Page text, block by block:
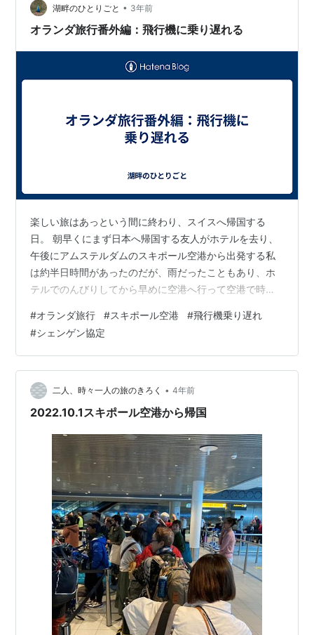
湖畔のひとりごと • 3年前
オランダ旅行番外編：飛行機に乗り遅れる
楽しい旅はあっという間に終わり、スイスへ帰国する
日。 朝早くにまず日本へ帰国する友人がホテルを去り、
午後にアムステルダムのスキポール空港から出発する私
は約半日時間があったのだが、雨だったこともあり、ホ
テルでのんびりしてから早めに空港へ行って空港で時間
館とミュージアムショップがあり、そこに行くのが目的
でもあった。でも、到着してみると美術館の場所がわか
らずうろうろ。時間だけはたっぷりあるので人に聞くこ
ともせず、しばらくして「あ、セキュリティーを通らな
いと無いのか！」と気づく。が、セキュリティーを通っ
た先にも見つけられず、買い物をしたお店の店員さん…
#オランダ旅行 #スキポール空港 #飛行機乗り遅れ
#シェンゲン協定
二人、時々一人の旅のきろく • 4年前
2022.10.1スキポール空港から帰国